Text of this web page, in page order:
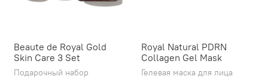
Beaute de Royal Gold
Skin Care 3 Set
Подарочный набор
Royal Natural PDRN
Collagen Gel Mask
Гелевая маска для лица